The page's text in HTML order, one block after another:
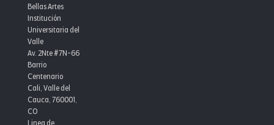
Bellas Artes
Institución
Universitaria del
Valle
Av. 2Nte #7N-66
Barrio
Centenario
Cali, Valle del
Cauca, 760001,
CO